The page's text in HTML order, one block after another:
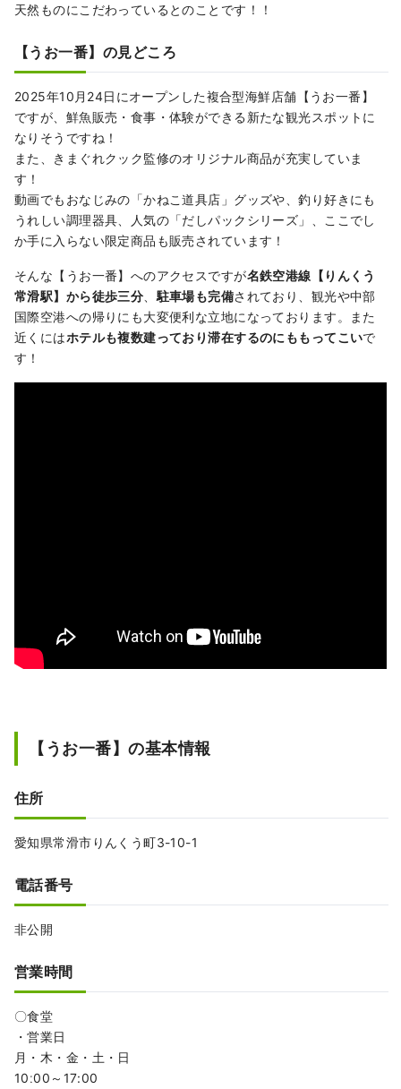
天然ものにこだわっているとのことです！！
【うお一番】の見どころ
2025年10月24日にオープンした複合型海鮮店舗【うお一番】
ですが、鮮魚販売・食事・体験ができる新たな観光スポットに
なりそうですね！
また、きまぐれクック監修のオリジナル商品が充実していま
す！
動画でもおなじみの「かねこ道具店」グッズや、釣り好きにも
うれしい調理器具、人気の「だしパックシリーズ」、ここでし
か手に入らない限定商品も販売されています！
そんな【うお一番】へのアクセスですが名鉄空港線【りんくう
常滑駅】から徒歩三分
駐車場も完備されており、観光や中部
国際空港への帰りにも大変便利な立地になっております。また
近くにはホテルも複数建っており滞在するのにももってこいで
す！
【うお一番】の基本情報
住所
愛知県常滑市りんくう町3-10-1
電話番号
非公開
営業時間
〇食堂
・営業日
月・木・金・土・日
10ː00～17:00